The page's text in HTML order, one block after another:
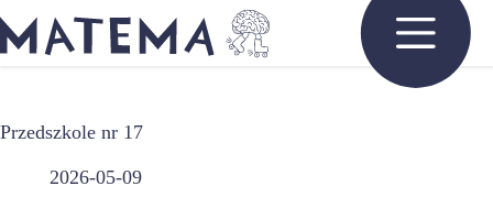
do
treści
Przedszkole nr 17
2026-05-09